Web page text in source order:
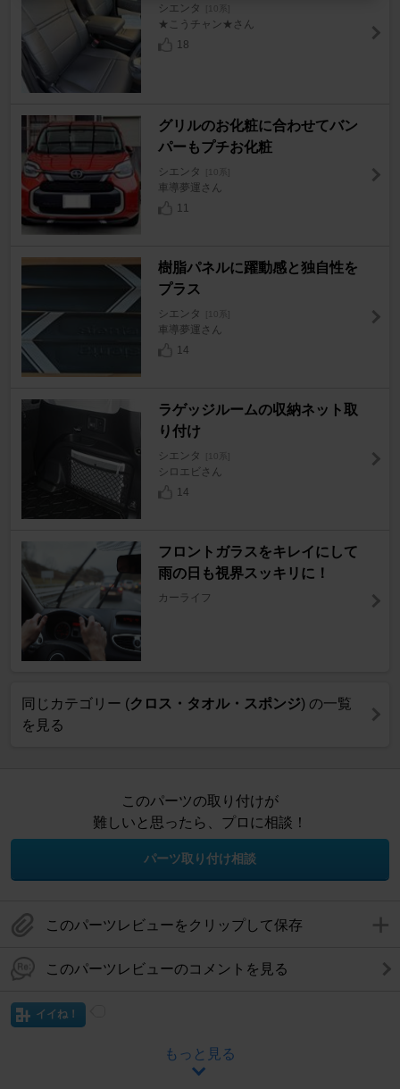
シエンタ
★こうチャン★さん
18
グリルのお化粧に合わせてバン
パーもプチお化粧
シエンタ [10系]
車導夢運さん
11
樹脂パネルに躍動感と独自性を
プラス
シエンタ [10系]
車導夢運さん
14
ラゲッジルームの収納ネット取
り付け
シエンタ [10系]
シロエビさん
14
フロントガラスをキレイにして
雨の日も視界スッキリに！
カーライフ
同じカテゴリー (クロス・タオル・スポンジ) の一覧
を見る
このパーツの取り付けが
難しいと思ったら、プロに相談！
パーツ取り付け相談
このパーツレビューをクリップして保存
このパーツレビューのコメントを見る
イイね！
もっと見る